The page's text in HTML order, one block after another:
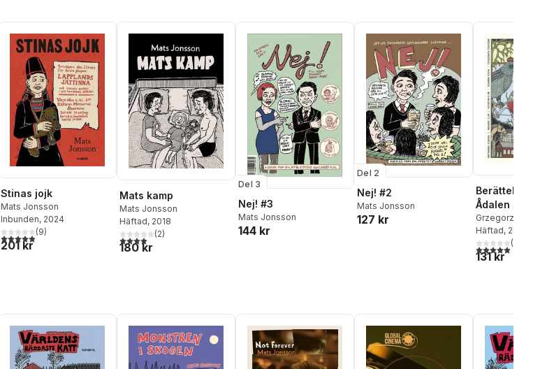
Stinas jojk
Mats Jonsson
Inbunden, 2024
4,9utav 5 stjärnor. Totalt antal röster:
(9)
201 kr
Mats kamp
Mats Jonsson
Häftad, 2018
4,0utav 5 stjärnor. Totalt antal röster:
(2)
180 kr
Del 3
Nej! #3
Mats Jonsson
144 kr
Del 2
Nej! #2
Mats Jonsson
127 kr
Berättelser
Ådalen :
bergen, den
Grzegorz
Hamberg
Mats Jonsson
Söderlind
Häftad, 2018
5,0utav 5(
131 kr